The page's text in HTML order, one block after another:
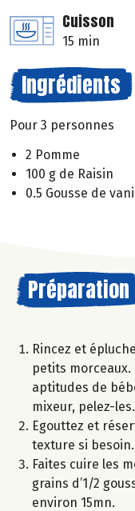
Cuisson
15 min
Ingrédients
Pour 3 personnes
2 Pomme
100 g de Raisin
0.5 Gousse de
Préparation
Rincez et
petits morceaux.
aptitudes de
mixeur, pelez-les.
Egouttez et
texture si besoin.
Faites cuire les
grains d’1/2
environ 15mn.